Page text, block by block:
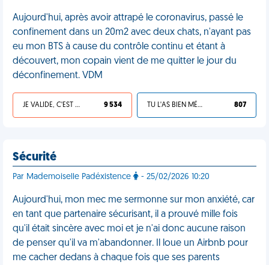
Aujourd'hui, après avoir attrapé le coronavirus, passé le
confinement dans un 20m2 avec deux chats, n'ayant pas
eu mon BTS à cause du contrôle continu et étant à
découvert, mon copain vient de me quitter le jour du
déconfinement. VDM
JE VALIDE, C'EST UNE VDM 9 534 TU L'AS BIEN MÉRITÉ 807
Sécurité
Par Mademoiselle Padéxistence - 25/02/2026 10:20
Aujourd'hui, mon mec me sermonne sur mon anxiété, car
en tant que partenaire sécurisant, il a prouvé mille fois
qu'il était sincère avec moi et je n'ai donc aucune raison
de penser qu'il va m'abandonner. Il loue un Airbnb pour
me cacher dedans à chaque fois que ses parents